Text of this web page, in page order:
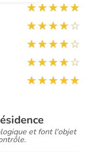
et font l'objet